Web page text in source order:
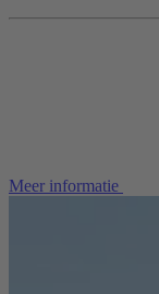
Meer informatie